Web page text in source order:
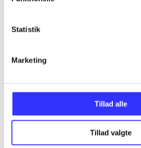
Statistik
Marketing
Tillad alle
Tillad valgte
...